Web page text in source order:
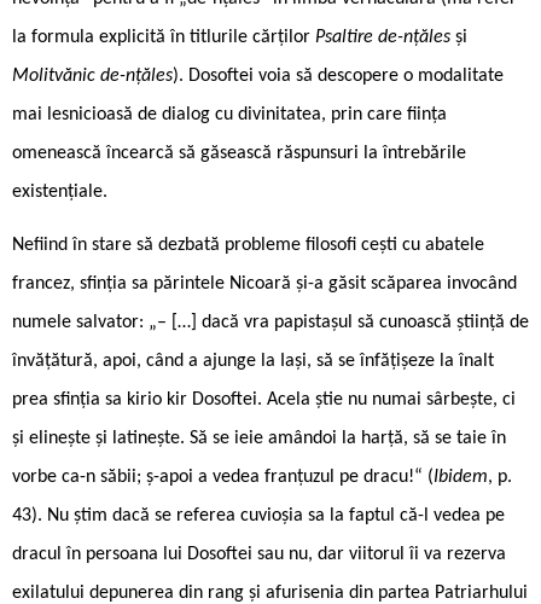
la formula explicită în titlurile cărților Psaltire de-nțăles și
Molitvănic de-nțăles). Dosoftei voia să descopere o modalitate
mai lesnicioasă de dialog cu divinitatea, prin care ființa
omenească încearcă să găsească răspunsuri la întrebările
existențiale.
Nefiind în stare să dezbată probleme filosofi ­cești cu abatele
francez, sfinția sa părintele Nicoară și-a găsit scăparea invocând
numele salvator: „– […] dacă vra papistașul să cunoască știință de
învățătură, apoi, când a ajunge la Iași, să se înfățișeze la înalt
prea sfinția sa kirio kir Dosoftei. Acela știe nu numai sârbește, ci
și elinește și latinește. Să se ieie amândoi la harță, să se taie în
vorbe ca-n săbii; ș-apoi a vedea franțuzul pe dracu!“ (Ibidem, p.
43). Nu știm dacă se referea cuvioșia sa la faptul că-l vedea pe
dracul în persoana lui Dosoftei sau nu, dar viitorul îi va rezerva
exilatului depunerea din rang și afurisenia din partea Patriarhului